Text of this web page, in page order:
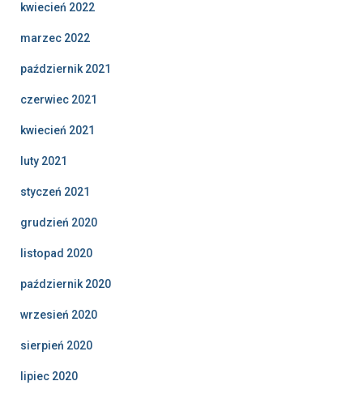
kwiecień 2022
marzec 2022
październik 2021
czerwiec 2021
kwiecień 2021
luty 2021
styczeń 2021
grudzień 2020
listopad 2020
październik 2020
wrzesień 2020
sierpień 2020
lipiec 2020